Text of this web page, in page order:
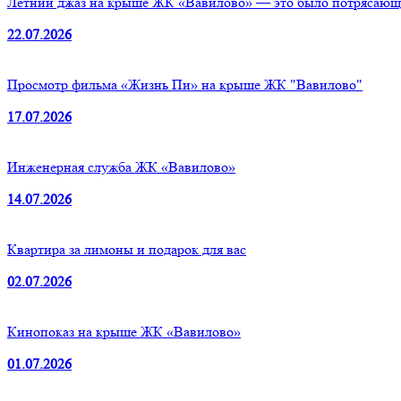
22.07.2026
Просмотр фильма «Жизнь Пи» на крыше ЖК "Вавилово"
17.07.2026
Инженерная служба ЖК «Вавилово»
14.07.2026
Квартира за лимоны и подарок для вас
02.07.2026
Кинопоказ на крыше ЖК «Вавилово»
01.07.2026